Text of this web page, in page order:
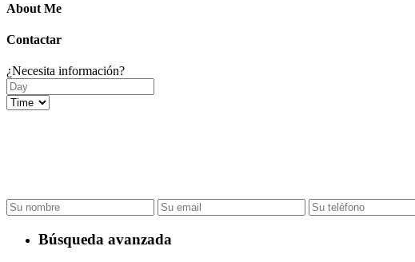
About Me
Contactar
¿Necesita información?
Búsqueda avanzada